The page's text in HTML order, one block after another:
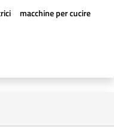
macchine per cucire